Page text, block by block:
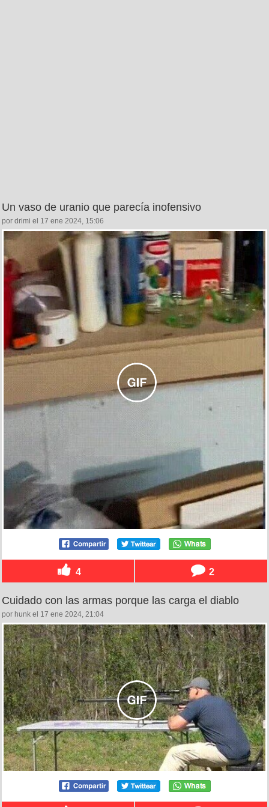
Un vaso de uranio que parecía inofensivo
por drimi el 17 ene 2024, 15:06
4 2
Cuidado con las armas porque las carga el diablo
por hunk el 17 ene 2024, 21:04